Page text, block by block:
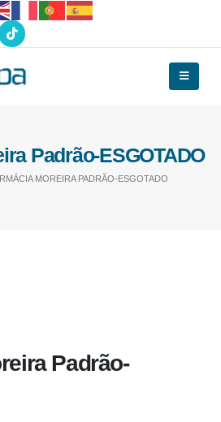
Padrão-ESGOTADO
MOREIRA PADRÃO-ESGOTADO
Padrão-